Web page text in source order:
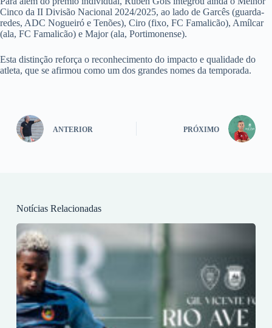
Cinco da II Divisão Nacional 2024/2025, ao lado de Garcês (guarda-
redes, ADC Nogueiró e Tenões), Ciro (fixo, FC Famalicão), Amílcar
(ala, FC Famalicão) e Major (ala, Portimonense).
Esta distinção reforça o reconhecimento do impacto e qualidade do
atleta, que se afirmou como um dos grandes nomes da temporada.
ANTERIOR PRÓXIMO
Notícias Relacionadas